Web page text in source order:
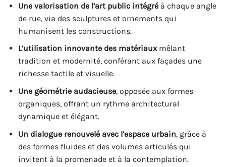
Une valorisation de l’art public intégréà chaque angle
de rue, via des sculptures et ornements qui
humanisent les constructions.
L’utilisation innovante des matériauxmêlant
tradition et modernité, conférant aux façades une
richesse tactile et visuelle.
Une géométrie audacieuse, opposée aux formes
organiques, offrant un rythme architectural
dynamique et élégant.
Un dialogue renouvelé avec l’espace urbain, grâce à
des formes fluides et des volumes articulés qui
invitent à la promenade et à la contemplation.